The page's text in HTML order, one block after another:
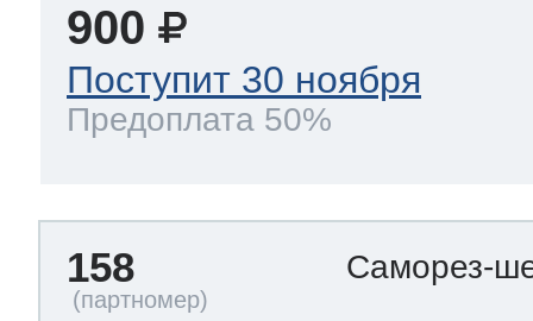
900
Поступит 30 ноября
Предоплата 50%
158 Саморез-